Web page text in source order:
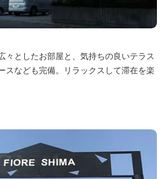
々としたお部屋と、気持ちの良いテラス
スなども完備。リラックスして滞在を楽